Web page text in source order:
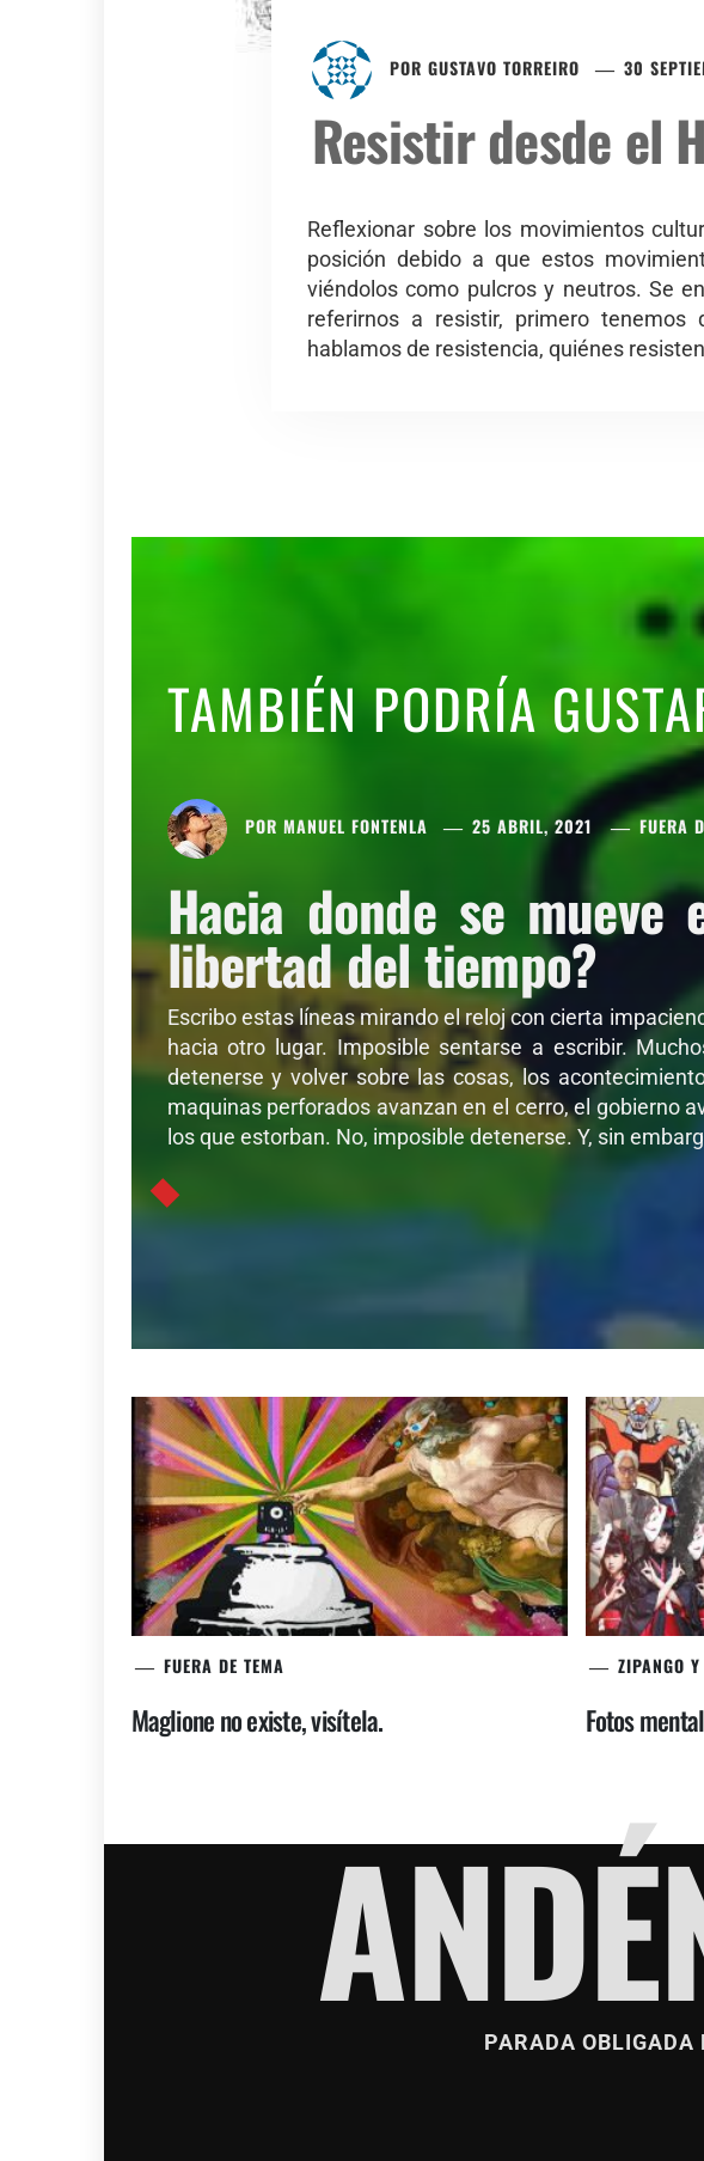
POR GUSTAVO TORREIRO 30
Resistir desde el
Reflexionar sobre los movimientos
posición debido a que estos
viéndolos como pulcros y neutros. Se
referirnos a resistir, primero
hablamos de resistencia, quiénes
TAMBIÉN PODRÍA
POR MANUEL FONTENLA 25 ABRIL, 2021 FUERA
Hacia donde se
libertad del tiempo?
Escribo estas líneas mirando el reloj con cierta
hacia otro lugar. Imposible sentarse a escribir.
detenerse y volver sobre las cosas, los
maquinas perforados avanzan en el cerro, el gobierno
los que estorban. No, imposible detenerse. Y, sin
FUERA DE TEMA
Maglione no existe, visítela.
ZIPANGO
Fotos
PARADA OBLIGADA